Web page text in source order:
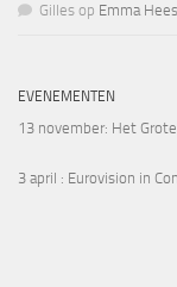
Gilles op Emma
EVENEMENTEN
13 november: Het
3 april : Eurovision in